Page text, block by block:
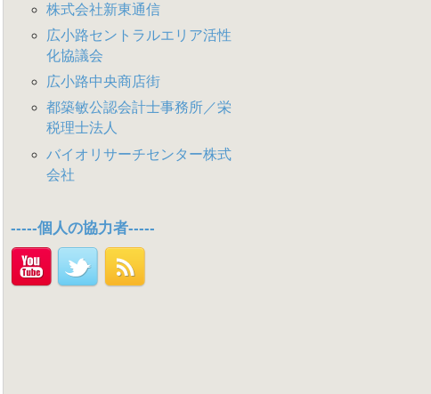
株式会社新東通信
広小路セントラルエリア活性
化協議会
広小路中央商店街
都築敏公認会計士事務所／栄
税理士法人
バイオリサーチセンター株式
会社
-----個人の協力者-----